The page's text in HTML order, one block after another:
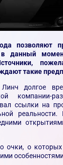
позволяют
в данный
такие
долгое
компании-
ссылки на
реальности.
очки, о которых